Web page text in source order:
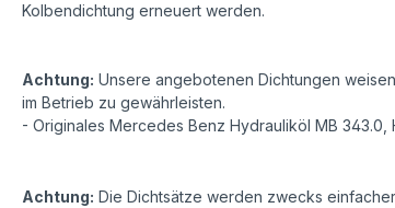
Kolbendichtung erneuert werden.
Achtung: Unsere angebotenen Dichtungen
im Betrieb zu gewährleisten.
- Originales Mercedes Benz Hydrauliköl MB 343.0,
Achtung: Die Dichtsätze werden zwecks